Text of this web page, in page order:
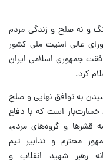
و نه صلح و زندگی مردم
عالی امنیت ملی کشور
جمهوری اسلامی ایران
کرد.
به توافق نهایی و صلح
خسارت‌بار است که با دفاع
قشرها و گروه‌های مردم،
محترم و تدابیر تیم
رهبر شهید انقلاب و